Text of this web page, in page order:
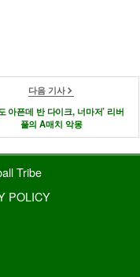
다음 기사
아픈데 반 다이크, 너마저’ 리버
풀의 A매치 악몽
Tribe
POLICY